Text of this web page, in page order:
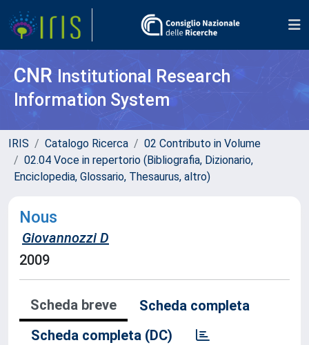
CNR Institutional Research
Information System
IRIS Catalogo Ricerca
02 Contributo in Volume
02.04 Voce in repertorio (Bibliografia, Dizionario,
Enciclopedia, Glossario, Thesaurus, altro)
Nous
Giovannozzi D
2009
Scheda breve
Scheda completa
Scheda completa (DC)